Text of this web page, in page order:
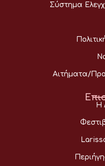
Σύστημα
Αιτήματα/
Η